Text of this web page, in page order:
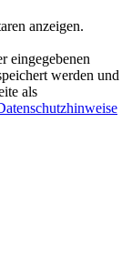
anzeigen.
eingegebenen
werden und
als